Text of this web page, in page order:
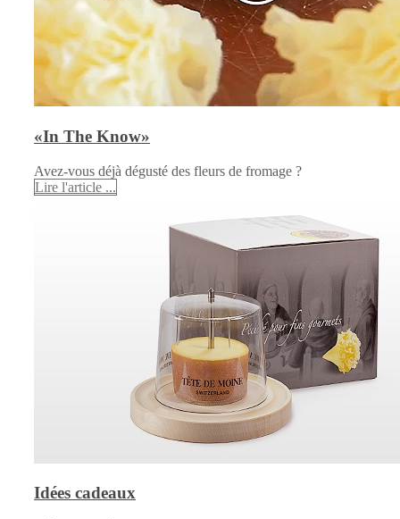
«In The Know»
Avez-vous déjà dégusté des fleurs de fromage ?
Lire l'article ...
Idées cadeaux